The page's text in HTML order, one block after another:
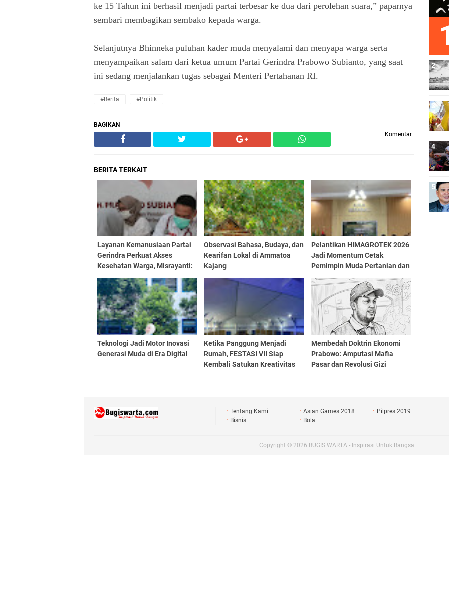
ke 15 Tahun ini berhasil menjadi partai terbesar ke dua dari perolehan suara,” paparnya
sembari membagikan sembako kepada warga.
Selanjutnya Bhinneka puluhan kader muda menyalami dan menyapa warga serta
menyampaikan salam dari ketua umum Partai Gerindra Prabowo Subianto, yang saat
ini sedang menjalankan tugas sebagai Menteri Pertahanan RI.
#Berita #Politik
BAGIKAN
Komentar
BERITA TERKAIT
Layanan Kemanusiaan Partai
Gerindra Perkuat Akses
Kesehatan Warga, Misrayanti:
Aspirasi
Observasi Bahasa, Budaya, dan
Kearifan Lokal di Ammatoa
Kajang
Pelantikan HIMAGROTEK 2026
Jadi Momentum Cetak
Pemimpin Muda Pertanian dan
Teknologi Jadi Motor Inovasi
Generasi Muda di Era Digital
Ketika Panggung Menjadi
Rumah, FESTASI VII Siap
Kembali Satukan Kreativitas
Membedah Doktrin Ekonomi
Prabowo: Amputasi Mafia
Pasar dan Revolusi Gizi
Tentang Kami Asian Games 2018
Pilpres 2019
Bisnis
Bola
Copyright © 2026 BUGIS WARTA - Inspirasi Untuk Bangsa